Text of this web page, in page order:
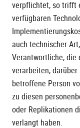
verpflichtet, so trifft
verfügbaren
auch technischer
Verantwortliche, die
verarbeiten,
betroffene Person
zu diesen
oder Replikationen
verlangt haben.